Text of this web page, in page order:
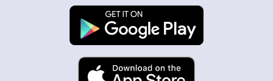
রাষ্ট্রপতি নির্বাচনে ১১ দলীয় জোটের
প্রার্থী কর্নেল অলি আহমদ